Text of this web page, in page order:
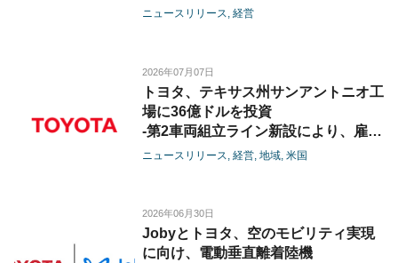
-OneStream社への3社の資本参画に
ニュースリリース 経営
2026年07月07日
トヨタ、テキサス州サンアントニオ工
場に36億ドルを投資
-第2車両組立ライン新設により、雇用
創出と生産能力拡大を推進-
ニュースリリース 経営 地域 米国
2026年06月30日
Jobyとトヨタ、空のモビリティ実現
に向け、電動垂直離着陸機